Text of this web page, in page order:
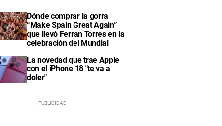
Dónde comprar la gorra
“Make Spain Great Again”
que llevó Ferran Torres en la
celebración del Mundial
La novedad que trae Apple
con el iPhone 18 "te va a
doler"